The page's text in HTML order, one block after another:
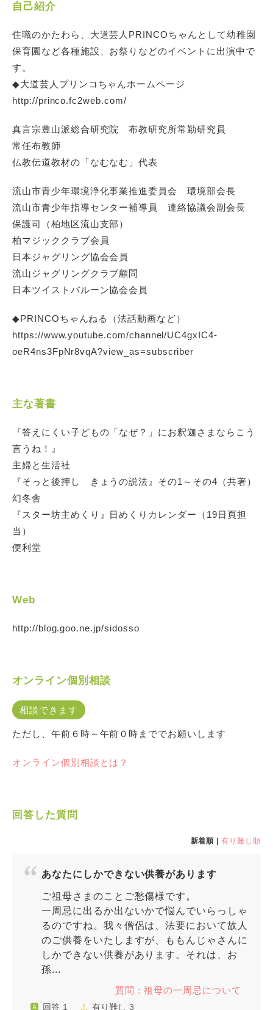
自己紹介
住職のかたわら、大道芸人PRINCOちゃんとして幼稚園
保育園など各種施設、お祭りなどのイベントに出演中で
す。
◆大道芸人プリンコちゃんホームページ
http://princo.fc2web.com/
真言宗豊山派総合研究院 布教研究所常勤研究員
常任布教師
仏教伝道教材の「なむなむ」代表
流山市青少年環境浄化事業推進委員会 環境部会長
流山市青少年指導センター補導員 連絡協議会副会長
保護司（柏地区流山支部）
柏マジッククラブ会員
日本ジャグリング協会会員
流山ジャグリングクラブ顧問
日本ツイストバルーン協会会員
◆PRINCOちゃんねる（法話動画など）
https://www.youtube.com/channel/UC4gxIC4-
oeR4ns3FpNr8vqA?view_as=subscriber
主な著書
『答えにくい子どもの「なぜ？」にお釈迦さまならこう
言うね！』
主婦と生活社
『そっと後押し きょうの説法』その1～その4（共著）
幻冬舎
『スター坊主めくり』日めくりカレンダー（19日頁担
当）
便利堂
Web
http://blog.goo.ne.jp/sidosso
オンライン個別相談
相談できます
ただし、午前６時～午前０時まででお願いします
オンライン個別相談とは？
回答した質問
新着順 |有り難し順
あなたにしかできない供養があります
ご祖母さまのことご愁傷様です。
一周忌に出るか出ないかで悩んでいらっしゃ
るのですね。我々僧侶は、法要において故人
のご供養をいたしますが、ももんじゃさんに
しかできない供養があります。それは、お
孫...
質問：祖母の一周忌について
回答 1 有り難し 3